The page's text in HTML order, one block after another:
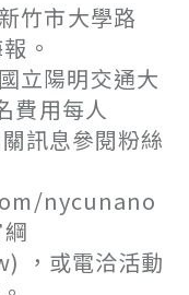
竹市大學路
。
立陽明交通大
費用每人
訊息參閱粉絲
nycunano
，或電洽活動